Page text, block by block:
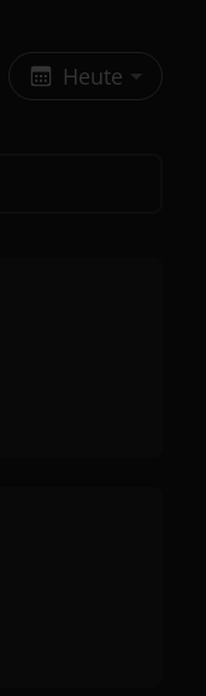
Heute